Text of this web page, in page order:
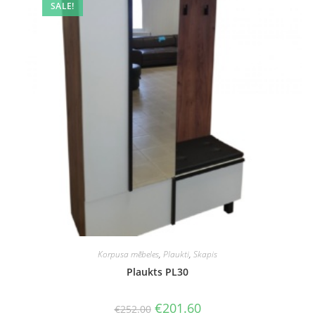
SALE!
Korpusa mēbeles, Plaukti, Skapis
Plaukts PL30
€252.00 Original
€201.60Current